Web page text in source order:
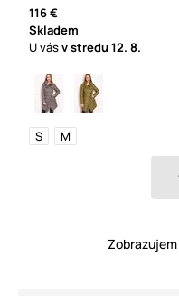
116 €
Skladem
U vásv stredu12. 8.
S M
Zobrazujem